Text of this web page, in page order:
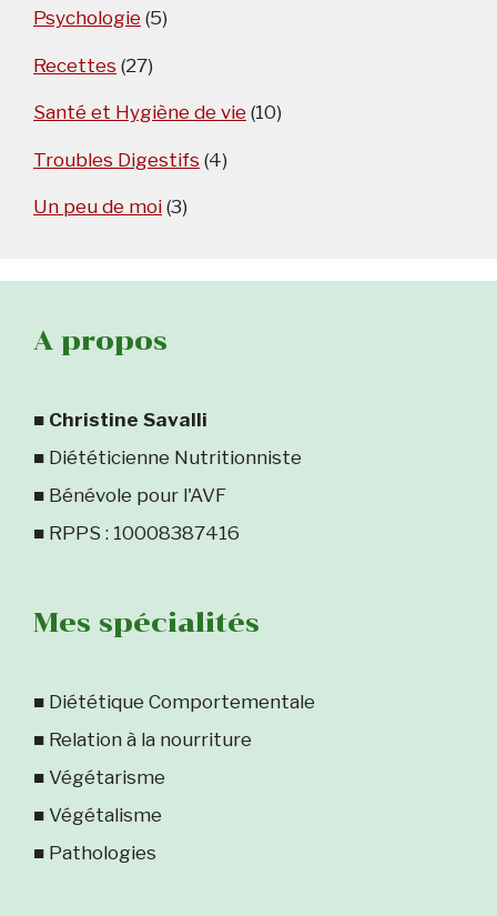
Psychologie (5)
Recettes (27)
Santé et Hygiène de vie (10)
Troubles Digestifs (4)
Un peu de moi (3)
A propos
■ Christine Savalli
■ Diététicienne Nutritionniste
■ Bénévole pour l'AVF
■ RPPS : 10008387416
Mes spécialités
■ Diététique Comportementale
■ Relation à la nourriture
■ Végétarisme
■ Végétalisme
■ Pathologies